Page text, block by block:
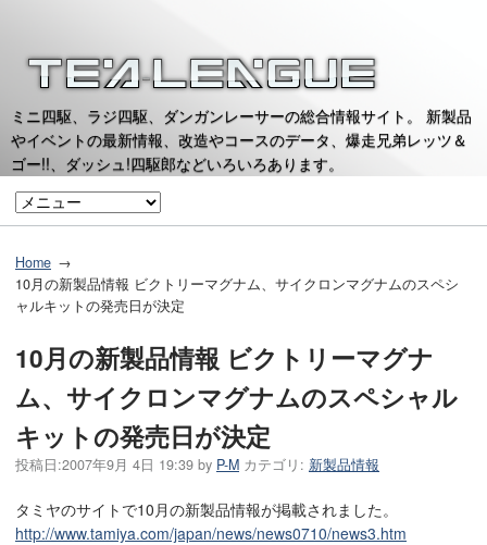
ミニ四駆、ラジ四駆、ダンガンレーサーの総合情報サイト。 新製品
やイベントの最新情報、改造やコースのデータ、爆走兄弟レッツ＆
ゴー!!、ダッシュ!四駆郎などいろいろあります。
Home
10月の新製品情報 ビクトリーマグナム、サイクロンマグナムのスペシ
ャルキットの発売日が決定
10月の新製品情報 ビクトリーマグナ
ム、サイクロンマグナムのスペシャル
キットの発売日が決定
投稿日:2007年9月 4日 19:39 by P-M カテゴリ: 新製品情報
タミヤのサイトで10月の新製品情報が掲載されました。
http://www.tamiya.com/japan/news/news0710/news3.htm